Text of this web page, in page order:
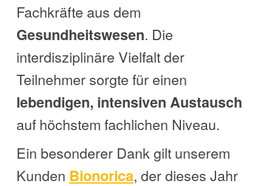
Fachkräfte aus dem
Gesundheitswesen. Die
interdisziplinäre Vielfalt der
Teilnehmer sorgte für einen
lebendigen, intensiven Austausch
auf höchstem fachlichen Niveau.
Ein besonderer Dank gilt unserem
Kunden Bionorica, der dieses Jahr